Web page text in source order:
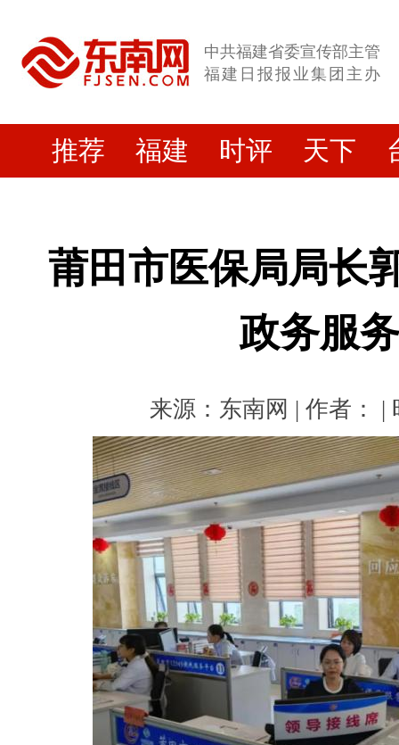
中共福建省委宣传部主管
福建日报报业集团主办
推荐 福建 时评 天下
莆田市医保局局长
政务服
来源：东南网 | 作者： |